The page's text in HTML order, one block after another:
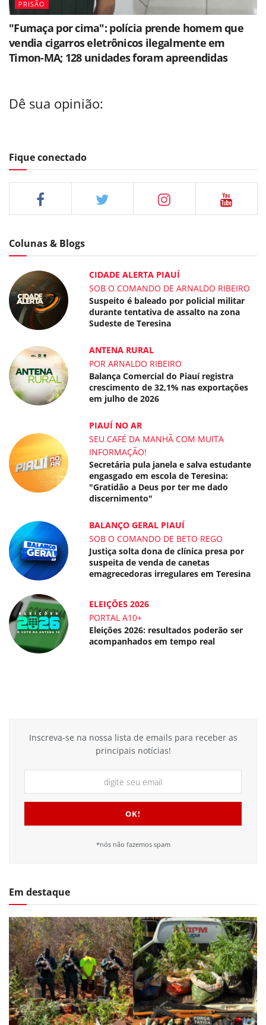
PRISÃO
"Fumaça por cima": polícia prende homem que
vendia cigarros eletrônicos ilegalmente em
Timon-MA; 128 unidades foram apreendidas
Dê sua opinião:
Fique conectado
Colunas & Blogs
CIDADE ALERTA PIAUÍ
SOB O COMANDO DE ARNALDO RIBEIRO
Suspeito é baleado por policial militar
durante tentativa de assalto na zona
Sudeste de Teresina
ANTENA RURAL
POR ARNALDO RIBEIRO
Balança Comercial do Piauí registra
crescimento de 32,1% nas exportações
em julho de 2026
PIAUÍ NO AR
SEU CAFÉ DA MANHÃ COM MUITA
INFORMAÇÃO!
Secretária pula janela e salva estudante
engasgado em escola de Teresina:
"Gratidão a Deus por ter me dado
discernimento"
BALANÇO GERAL PIAUÍ
SOB O COMANDO DE BETO REGO
Justiça solta dona de clínica presa por
suspeita de venda de canetas
emagrecedoras irregulares em Teresina
ELEIÇÕES 2026
PORTAL A10+
Eleições 2026: resultados poderão ser
acompanhados em tempo real
Inscreva-se na nossa lista de emails para receber as
principais notícias!
*nós não fazemos spam
Em destaque